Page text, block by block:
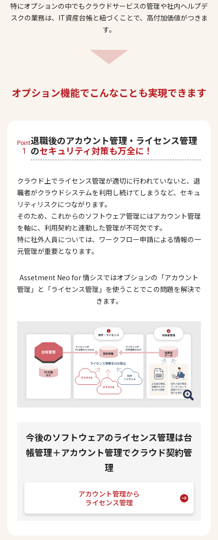
特にオプションの中でもクラウドサービスの管理や社内ヘルプデ
スクの業務は、IT資産台帳と紐づくことで、高付加価値がつきま
す。
オプション機能でこんなことも実現できます
Point
1
退職後のアカウント管理・ライセンス管理
のセキュリティ対策も万全に！
クラウド上でライセンス管理が適切に行われていないと、退
職者がクラウドシステムを利用し続けてしまうなど、 セキュ
リティリスクにつながります。
そのため、これからのソフトウェア管理にはアカウント管理
を軸に、利用契約と連動した管理が不可欠です。
特に社外人員については、ワークフロー申請による情報の一
元管理が重要となります。
Assetment Neo for 情シスではオプションの 「アカウント
管理」と「ライセンス管理」を使うことでこの問題を解決で
きます。
今後のソフトウェアのライセンス管理は台
帳管理＋アカウント管理でクラウド契約管
理
アカウント管理から
ライセンス管理